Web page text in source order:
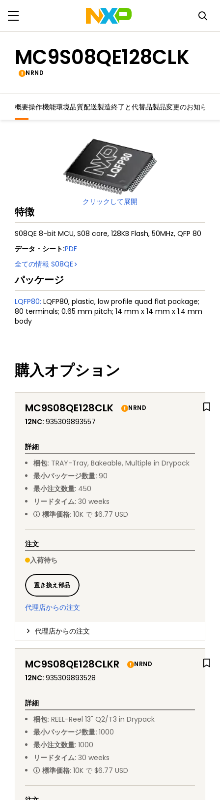
MC9S08QE128CLK
NRND
概要操作機能環境品質配送製造終了と代替品製品変更のお知らせ
クリックして展開
特徴
S08QE 8-bit MCU, S08 core, 128KB Flash, 50MHz, QFP 80
データ・シート:PDF
全ての情報 S08QE
パッケージ
LQFP80: LQFP80, plastic, low profile quad flat package;
80 terminals; 0.65 mm pitch; 14 mm x 14 mm x 1.4 mm
body
購入オプション
MC9S08QE128CLK NRND
12NC: 935309893557
詳細
梱包: TRAY-Tray, Bakeable, Multiple in Drypack
最小パッケージ数量: 90
最小注文数量: 450
リードタイム: 30 weeks
標準価格: 10K で $6.77 USD
注文
入荷待ち
置き換え部品
代理店からの注文
代理店からの注文
MC9S08QE128CLKR NRND
12NC: 935309893528
詳細
梱包: REEL-Reel 13" Q2/T3 in Drypack
最小パッケージ数量: 1000
最小注文数量: 1000
リードタイム: 30 weeks
標準価格: 10K で $6.77 USD